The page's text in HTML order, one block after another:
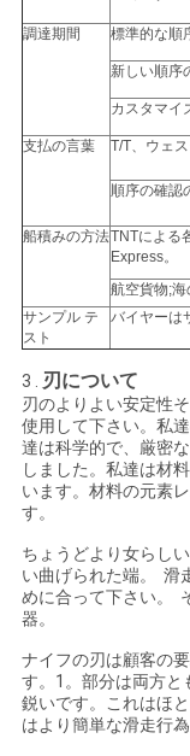
地
PRIVACY
POLICY
調達期間 標準的な順
新しい順序
カスタマイ
支払の言葉 T/T、ウェ
順序の確認
船積みの方法TNTによる
Express。
航空貨物;
サンプル テ
スト
バイヤーは
3 . 刃について
刃のよりよい安定性
使用して下さい。私
達は科学的で、厳密
しました。私達は材
います。材料の元素
す。
ちょうどより女らし
い曲げられた端。 滑
めに合って下さい。
器。
ナイフの刃は顧客の
す。1。部分は両方と
鋭いです。これはほ
はより簡単な滑走行